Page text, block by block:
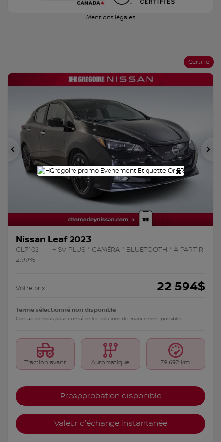
Mentions légales
Certifié
Précédent
Nissan Leaf 2023
CL7102
– SV PLUS * CAMÉRA * BLUETOOTH * À PARTIR
2.99%
Votre prix 22 594$
Terme sélectionné non disponible
Contactez-nous pour connaître les solutions de financement possibles
Traction avant Automatique 79 692 km
Preapprobation disponible
Valeur d'échange instantanée
×